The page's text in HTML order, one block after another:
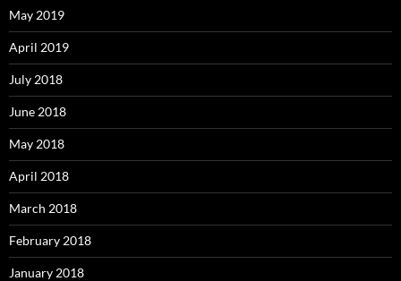
May 2019
April 2019
July 2018
June 2018
May 2018
April 2018
March 2018
February 2018
January 2018